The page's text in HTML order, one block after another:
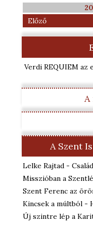
Előző
Verdi REQUIEM az
A
A Szent
Lelke Rajtad -
Misszióban a
Szent Ferenc az
Kincsek a múltból -
Új szintre lép a